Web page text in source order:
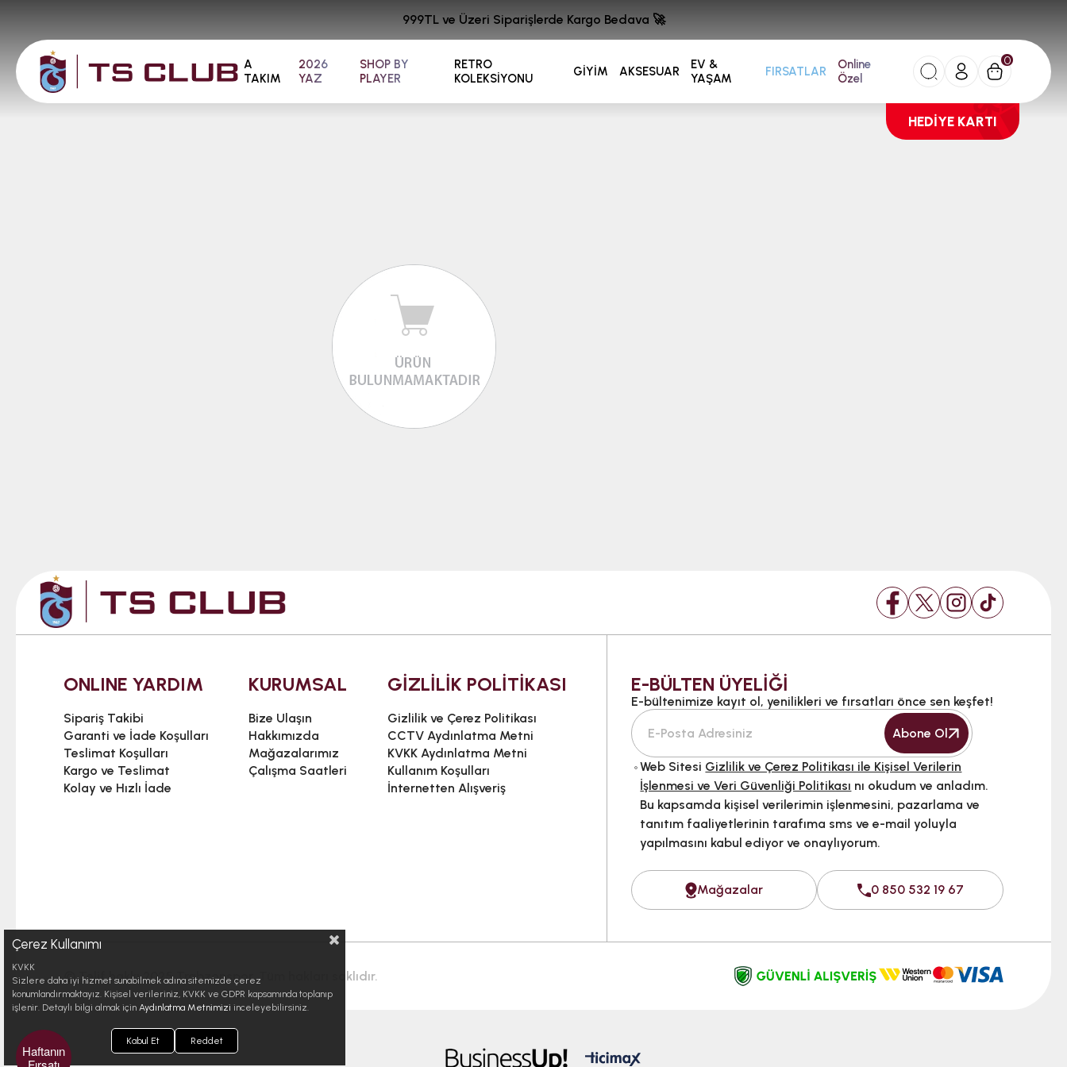
A
TAKIM
2026
YAZ
SHOP BY
PLAYER
RETRO
KOLEKSİYONU
GİYİM AKSESUAR
EV &
YAŞAM
FIRSATLAR
Online
Özel
0
HEDİYE KARTI
999TL ve Üzeri Siparişlerde Kargo Bedava 🚀
ONLINE YARDIM
Sipariş Takibi
Garanti ve İade Koşulları
Teslimat Koşulları
Kargo ve Teslimat
Kolay ve Hızlı İade
KURUMSAL
Bize Ulaşın
Hakkımızda
Mağazalarımız
Çalışma Saatleri
GİZLİLİK POLİTİKASI
Gizlilik ve Çerez Politikası
CCTV Aydınlatma Metni
KVKK Aydınlatma Metni
Kullanım Koşulları
İnternetten Alışveriş
E-BÜLTEN ÜYELİĞİ
E-bültenimize kayıt ol, yenilikleri ve fırsatları önce sen keşfet!
Abone Ol
Web Sitesi Gizlilik ve Çerez Politikası ile Kişisel Verilerin
İşlenmesi ve Veri Güvenliği Politikası nı okudum ve anladım.
Bu kapsamda kişisel verilerimin işlenmesini, pazarlama ve
tanıtım faaliyetlerinin tarafıma sms ve e-mail yoluyla
yapılmasını kabul ediyor ve onaylıyorum.
Mağazalar 0 850 532 19 67
© Telif hakkı 2025 Trabzonspor. Tüm hakları saklıdır.
Çerez Kullanımı
KVKK
Sizlere daha iyi hizmet sunabilmek adına sitemizde çerez
konumlandırmaktayız. Kişisel verileriniz, KVKK ve GDPR kapsamında toplanıp
işlenir. Detaylı bilgi almak için Aydınlatma Metnimizi inceleyebilirsiniz.
Kabul Et Reddet
Haftanın